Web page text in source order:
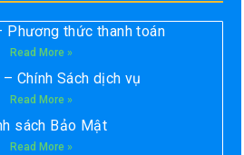
Phương thức thanh toán
Read More »
Chính Sách dịch vụ
Read More »
sách Bảo Mật
Read More »